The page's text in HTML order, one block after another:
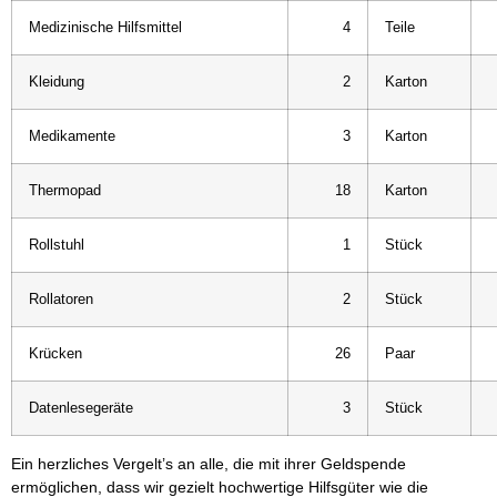
Medizinische Hilfsmittel 4 Teile
Kleidung 2 Karton
Medikamente 3 Karton
Thermopad 18 Karton
Rollstuhl 1 Stück
Rollatoren 2 Stück
Krücken 26 Paar
Datenlesegeräte 3 Stück
Ein herzliches Vergelt’s an alle, die mit ihrer Geldspende
ermöglichen, dass wir gezielt hochwertige Hilfsgüter wie die